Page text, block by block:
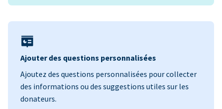
Ajouter des questions personnalisées
Ajoutez des questions personnalisées pour collecter
des informations ou des suggestions utiles sur les
donateurs.